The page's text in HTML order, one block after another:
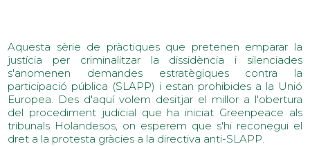
Aquesta sèrie de pràctiques que pretenen emparar la
justícia per criminalitzar la dissidència i silenciades
s'anomenen demandes estratègiques contra la
participació pública (SLAPP) i estan prohibides a la Unió
Europea. Des d'aquí volem desitjar el millor a l'obertura
del procediment judicial que ha iniciat Greenpeace als
tribunals Holandesos, on esperem que s'hi reconegui el
dret a la protesta gràcies a la directiva anti-SLAPP.